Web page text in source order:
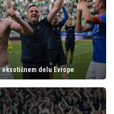
delu Evrope